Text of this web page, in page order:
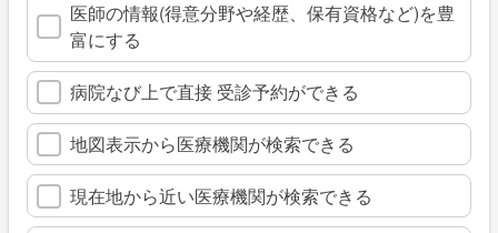
医師の情報(得意分野や経歴、保有資格など)を豊
富にする
病院なび上で直接 受診予約ができる
地図表示から医療機関が検索できる
現在地から近い医療機関が検索できる